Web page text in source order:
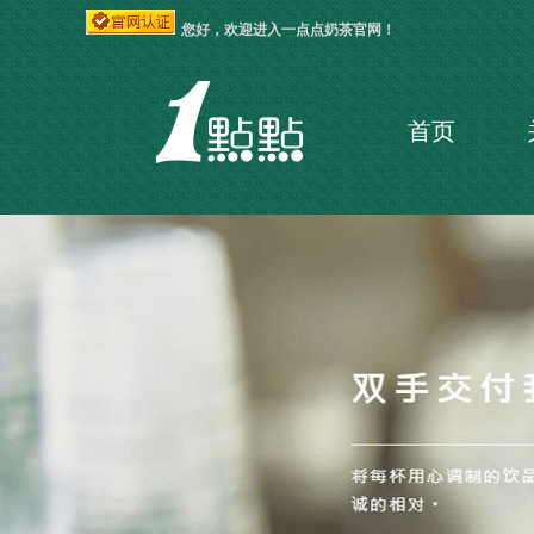
您好，欢迎进入一点点奶茶官网！
首页